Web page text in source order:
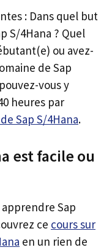
: Dans quel but
S/4Hana ? Quel
ou avez-
de Sap
vous y
heures par
Sap S/4Hana.
est facile ou
Sap
ce cours sur
en un rien de